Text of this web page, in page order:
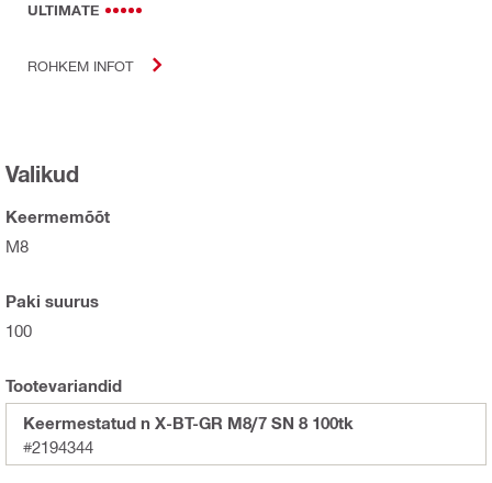
ULTIMATE
ROHKEM INFOT
Valikud
Keermemõõt
M8
Paki suurus
100
Tootevariandid
Keermestatud n X-BT-GR M8/7 SN 8 100tk
#2194344